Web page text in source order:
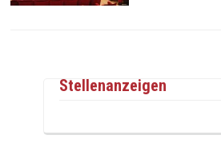
Stellenanzeigen